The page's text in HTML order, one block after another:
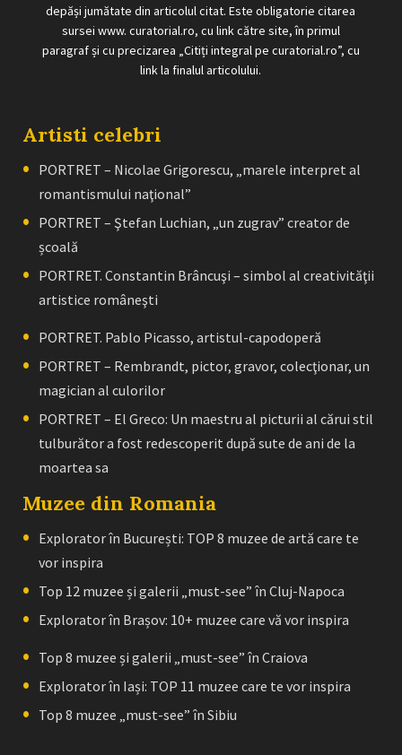
depăși jumătate din articolul citat. Este obligatorie citarea
sursei www. curatorial.ro, cu link către site, în primul
paragraf și cu precizarea „Citiți integral pe curatorial.ro”, cu
link la finalul articolului.
Artisti celebri
PORTRET – Nicolae Grigorescu, „marele interpret al
romantismului naţional”
PORTRET – Ştefan Luchian, „un zugrav” creator de
școală
PORTRET. Constantin Brâncuşi – simbol al creativităţii
artistice româneşti
PORTRET. Pablo Picasso, artistul-capodoperă
PORTRET – Rembrandt, pictor, gravor, colecţionar, un
magician al culorilor
PORTRET – El Greco: Un maestru al picturii al cărui stil
tulburător a fost redescoperit după sute de ani de la
moartea sa
Muzee din Romania
Explorator în București: TOP 8 muzee de artă care te
vor inspira
Top 12 muzee și galerii „must-see” în Cluj-Napoca
Explorator în Brașov: 10+ muzee care vă vor inspira
Top 8 muzee și galerii „must-see” în Craiova
Explorator în Iași: TOP 11 muzee care te vor inspira
Top 8 muzee „must-see” în Sibiu